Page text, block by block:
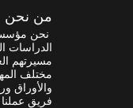
من نحن
نحن
الدراسات
مسيرتهم
مختلف
والأوراق
فريق عملنا